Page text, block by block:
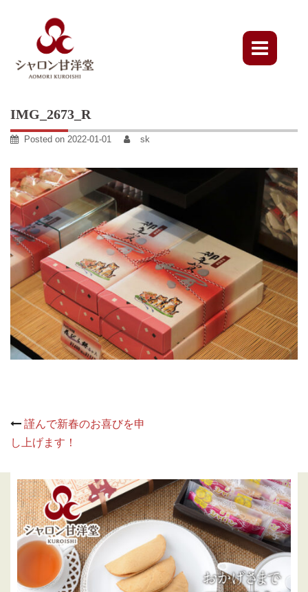
IMG_2673_R
Posted on 2022-01-01 sk
Post
navigation
謹んで新春のお喜びを申
し上げます！